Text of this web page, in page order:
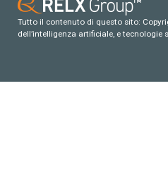
Tutto il contenuto di questo sito:
dell’intelligenza artificiale, e